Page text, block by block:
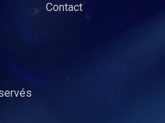
Contact